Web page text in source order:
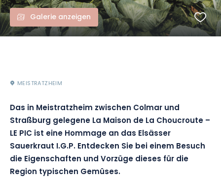
Galerie anzeigen
MEISTRATZHEIM
Das in Meistratzheim zwischen Colmar und
Straßburg gelegene La Maison de La Choucroute –
LE PIC ist eine Hommage an das Elsässer
Sauerkraut I.G.P. Entdecken Sie bei einem Besuch
die Eigenschaften und Vorzüge dieses für die
Region typischen Gemüses.